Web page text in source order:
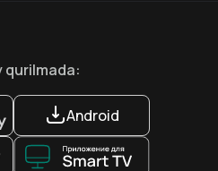
qurilmada:
Android